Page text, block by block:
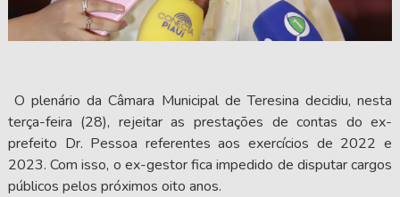
O plenário da Câmara Municipal de Teresina decidiu, nesta
terça-feira (28), rejeitar as prestações de contas do ex-
prefeito Dr. Pessoa referentes aos exercícios de 2022 e
2023. Com isso, o ex-gestor fica impedido de disputar cargos
públicos pelos próximos oito anos.